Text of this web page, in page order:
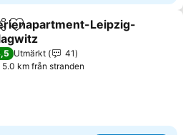
Lägg till i Mina Favoriter
Leipzig-
Utmärkt
41
5.0 km från stranden